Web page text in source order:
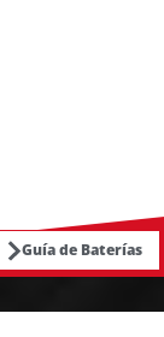
Guía de Baterías